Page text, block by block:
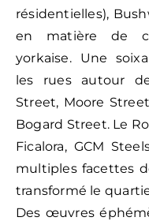
résidentielles),
en matière de
yorkaise. Une
les rues autour
Street, Moore
Bogard Street. Le
Ficalora, GCM
multiples facettes
transformé le
Des œuvres